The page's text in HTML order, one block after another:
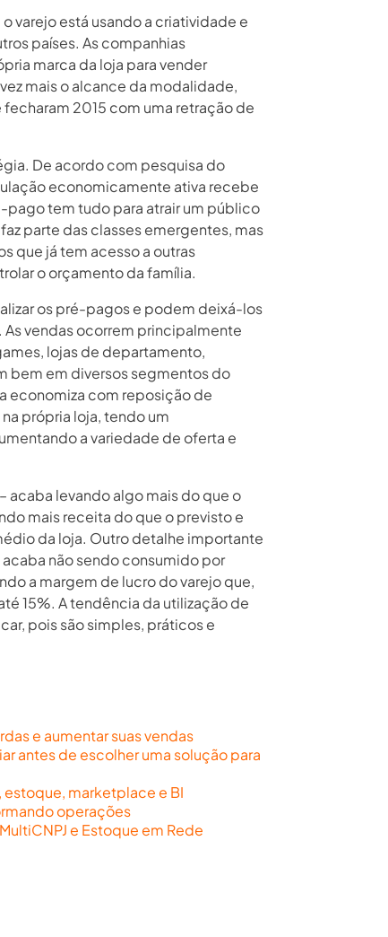
varejo está usando a criatividade e
países. As companhias
marca da loja para vender
mais o alcance da modalidade,
2015 com uma retração de
De acordo com pesquisa do
economicamente ativa recebe
pago tem tudo para atrair um público
parte das classes emergentes, mas
que já tem acesso a outras
o orçamento da família.
os pré-pagos e podem deixá-los
vendas ocorrem principalmente
lojas de departamento,
bem em diversos segmentos do
economiza com reposição de
própria loja, tendo um
a variedade de oferta e
acaba levando algo mais do que o
mais receita do que o previsto e
da loja. Outro detalhe importante
não sendo consumido por
a margem de lucro do varejo que,
15%. A tendência da utilização de
pois são simples, práticos e
e aumentar suas vendas
antes de escolher uma solução para
estoque, marketplace e BI
operações
e Estoque em Rede